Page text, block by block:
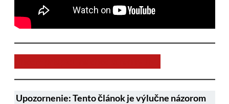
Upozornenie: Tento článok je výlučne názorom